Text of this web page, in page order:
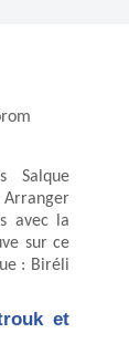
Salque
avec la
sur ce
: Biréli
et